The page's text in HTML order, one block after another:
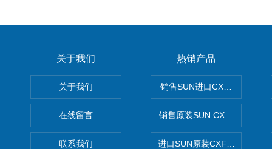
关于我们
关于我们
在线留言
联系我们
热销产品
销售SUN进口CXGDXCN插
销售原装SUN CXJAXCN全
进口SUN原装CXFAXCN导压